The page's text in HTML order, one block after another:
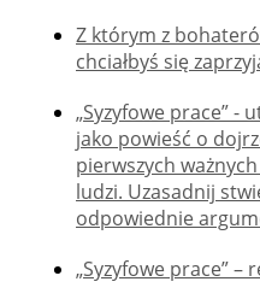
Z którym z
chciałbyś się
„Syzyfowe prace” -
jako powieść o
pierwszych
ludzi. Uzasadnij
odpowiednie
„Syzyfowe prace” –